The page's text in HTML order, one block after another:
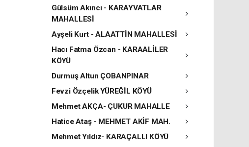
Gülsüm Akıncı - KARAYVATLAR
MAHALLESİ
Ayşeli Kurt - ALAATTİN MAHALLESİ
Hacı Fatma Özcan - KARAALİLER
KÖYÜ
Durmuş Altun ÇOBANPINAR
Fevzi Özçelik YÜREĞİL KÖYÜ
Mehmet AKÇA- ÇUKUR MAHALLE
Hatice Ataş - MEHMET AKİF MAH.
Mehmet Yıldız- KARAÇALLI KÖYÜ